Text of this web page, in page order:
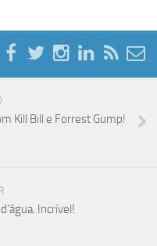
Kill Bill e Forrest Gump!
Incrível!